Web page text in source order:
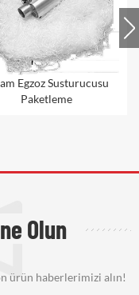
Susturucu Paketleme
Yastığı
Olun
ürün haberlerimizi alın!